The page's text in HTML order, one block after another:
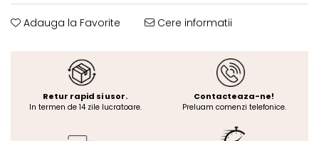
Adauga la Favorite Cere informatii
Retur rapid si usor.
In termen de 14 zile lucratoare.
Contacteaza-ne!
Preluam comenzi telefonice.